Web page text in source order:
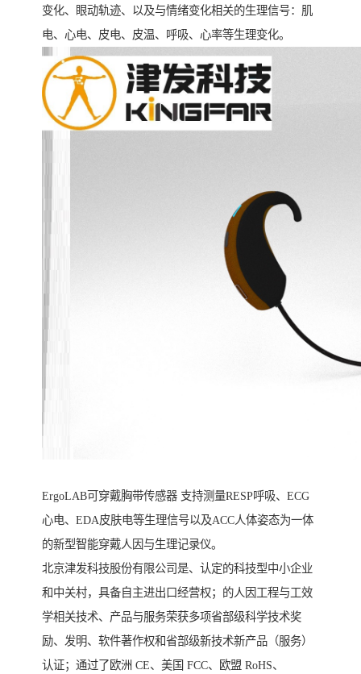
变化、眼动轨迹、以及与情绪变化相关的生理信号：肌
电、心电、皮电、皮温、呼吸、心率等生理变化。
ErgoLAB可穿戴胸带传感器 支持测量RESP呼吸、ECG
心电、EDA皮肤电等生理信号以及ACC人体姿态为一体
的新型智能穿戴人因与生理记录仪。
北京津发科技股份有限公司是、认定的科技型中小企业
和中关村，具备自主进出口经营权；的人因工程与工效
学相关技术、产品与服务荣获多项省部级科学技术奖
励、发明、软件著作权和省部级新技术新产品（服务）
认证；通过了欧洲 CE、美国 FCC、欧盟 RoHS、